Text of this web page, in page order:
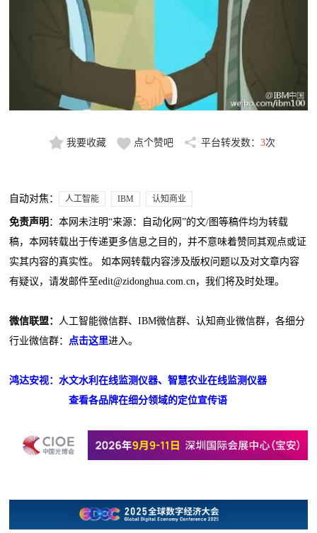
我要收藏 点个赞吧 平台转发数： 3次
自动对焦： 人工智能 IBM 认知商业
免责声明 ：本网未注明“来源：自动化网”的文/图等稿件均为转载
稿，本网转载出于传递更多信息之目的，并不意味着赞同其观点或证
实其内容的真实性。 如本网转载内容涉及版权问题以及对文章内容
有疑议，请发邮件至edit@zidonghua.com.cn，我们将及时处理。
微信联盟： 人工智能微信群、IBM微信群、认知商业微信群，各细分
行业微信群： 点击这里进入。
鸿达安视：水文水利在线监测仪器、智慧农业在线监测仪器
查看各品牌在细分领域的定位宣传语